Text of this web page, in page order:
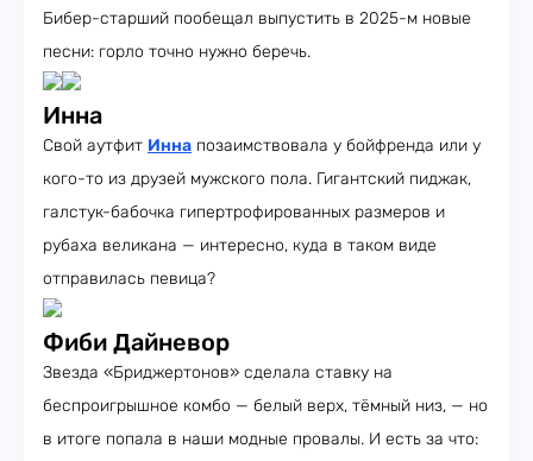
Бибер-старший пообещал выпустить в 2025-м новые
песни: горло точно нужно беречь.
Инна
Свой аутфит Инна позаимствовала у бойфренда или у
кого-то из друзей мужского пола. Гигантский пиджак,
галстук-бабочка гипертрофированных размеров и
рубаха великана — интересно, куда в таком виде
отправилась певица?
Фиби Дайневор
Звезда «Бриджертонов» сделала ставку на
беспроигрышное комбо — белый верх, тёмный низ, — но
в итоге попала в наши модные провалы. И есть за что: